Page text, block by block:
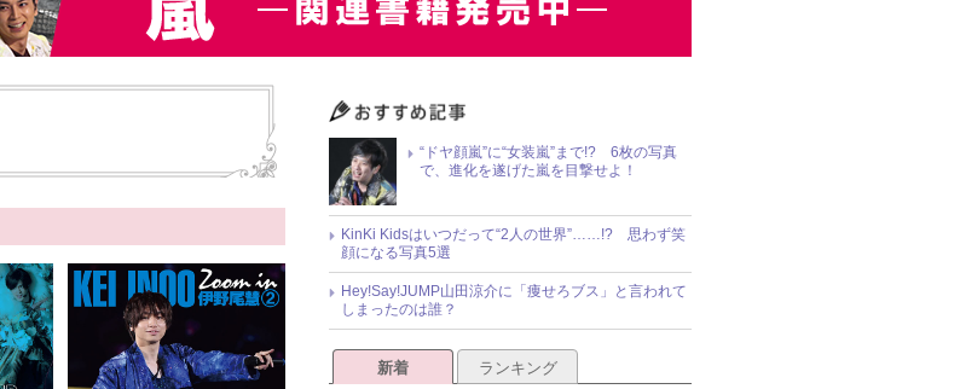
“ドヤ顔嵐”に“女装嵐”まで!? 6枚の写真
で、進化を遂げた嵐を目撃せよ！
KinKi Kidsはいつだって“2人の世界”……!? 思わず笑
顔になる写真5選
Hey!Say!JUMP山田涼介に「痩せろブス」と言われて
しまったのは誰？
新着 ランキング